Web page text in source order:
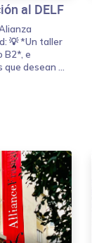
al DELF
💡 *Un taller
B2*, e
desean ...